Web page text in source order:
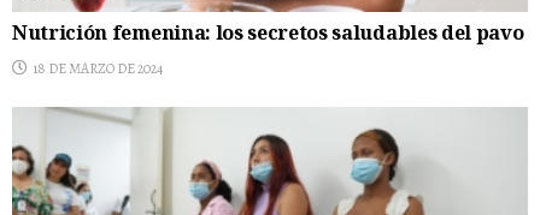
Nutrición femenina: los secretos saludables del pavo
18 DE MARZO DE 2024